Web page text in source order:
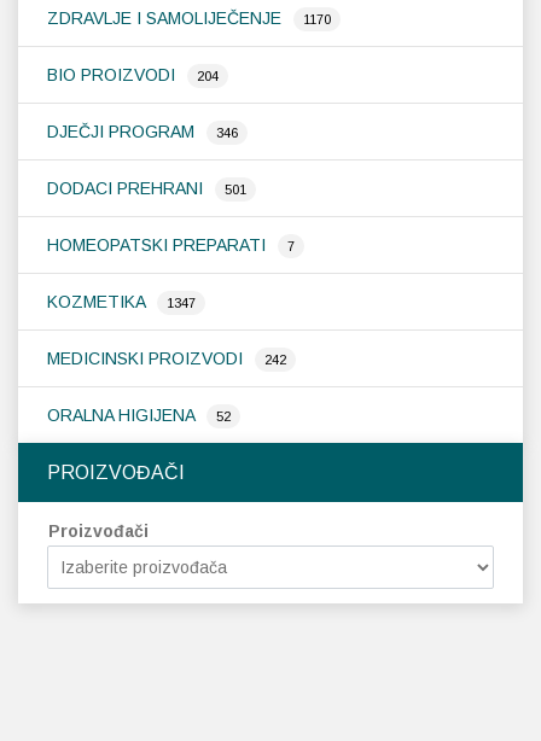
ZDRAVLJE I SAMOLIJEČENJE 1170
BIO PROIZVODI 204
DJEČJI PROGRAM 346
DODACI PREHRANI 501
HOMEOPATSKI PREPARATI 7
KOZMETIKA 1347
MEDICINSKI PROIZVODI 242
ORALNA HIGIJENA 52
PROIZVOĐAČI
Proizvođači